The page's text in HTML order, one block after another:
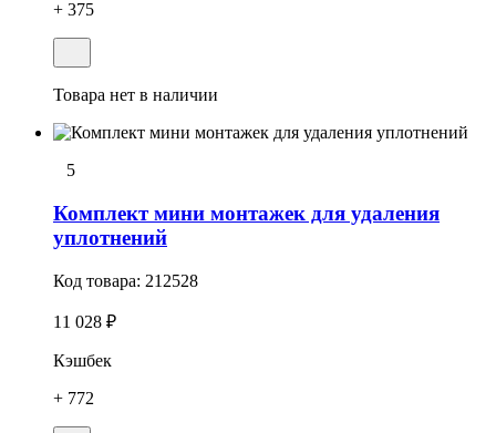
+ 375
Товара нет в наличии
5
Комплект мини монтажек для удаления
уплотнений
Код товара: 212528
11 028 ₽
Кэшбек
+ 772